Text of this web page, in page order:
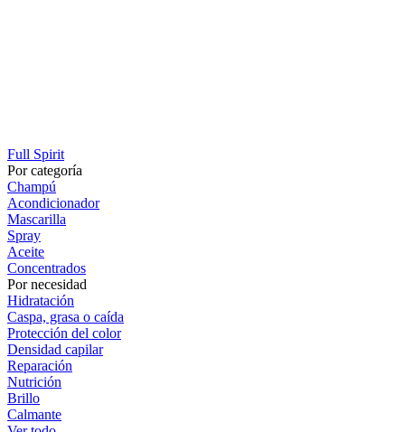
Full Spirit
Por categoría
Champú
Acondicionador
Mascarilla
Spray
Aceite
Concentrados
Por necesidad
Hidratación
Caspa, grasa o caída
Protección del color
Densidad capilar
Reparación
Nutrición
Brillo
Calmante